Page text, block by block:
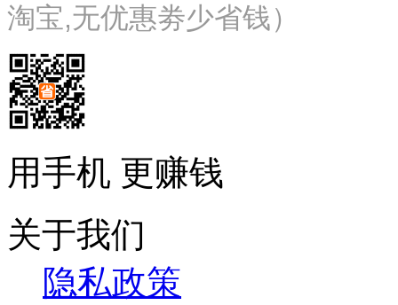
淘宝,无优惠劵少省钱）
用手机 更赚钱
关于我们
隐私政策